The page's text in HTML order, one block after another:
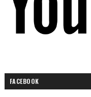
FACEBOOK